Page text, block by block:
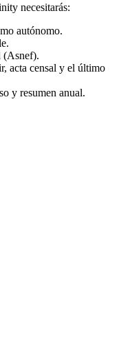
necesitarás:
autónomo.
(Asnef).
acta censal y el último
y resumen anual.